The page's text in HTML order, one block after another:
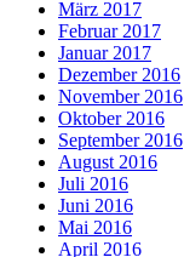
März 2017
Februar 2017
Januar 2017
Dezember 2016
November 2016
Oktober 2016
September 2016
August 2016
Juli 2016
Juni 2016
Mai 2016
April 2016